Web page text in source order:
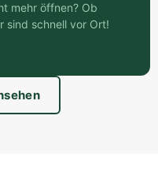
mehr öffnen? Ob
sind schnell vor Ort!